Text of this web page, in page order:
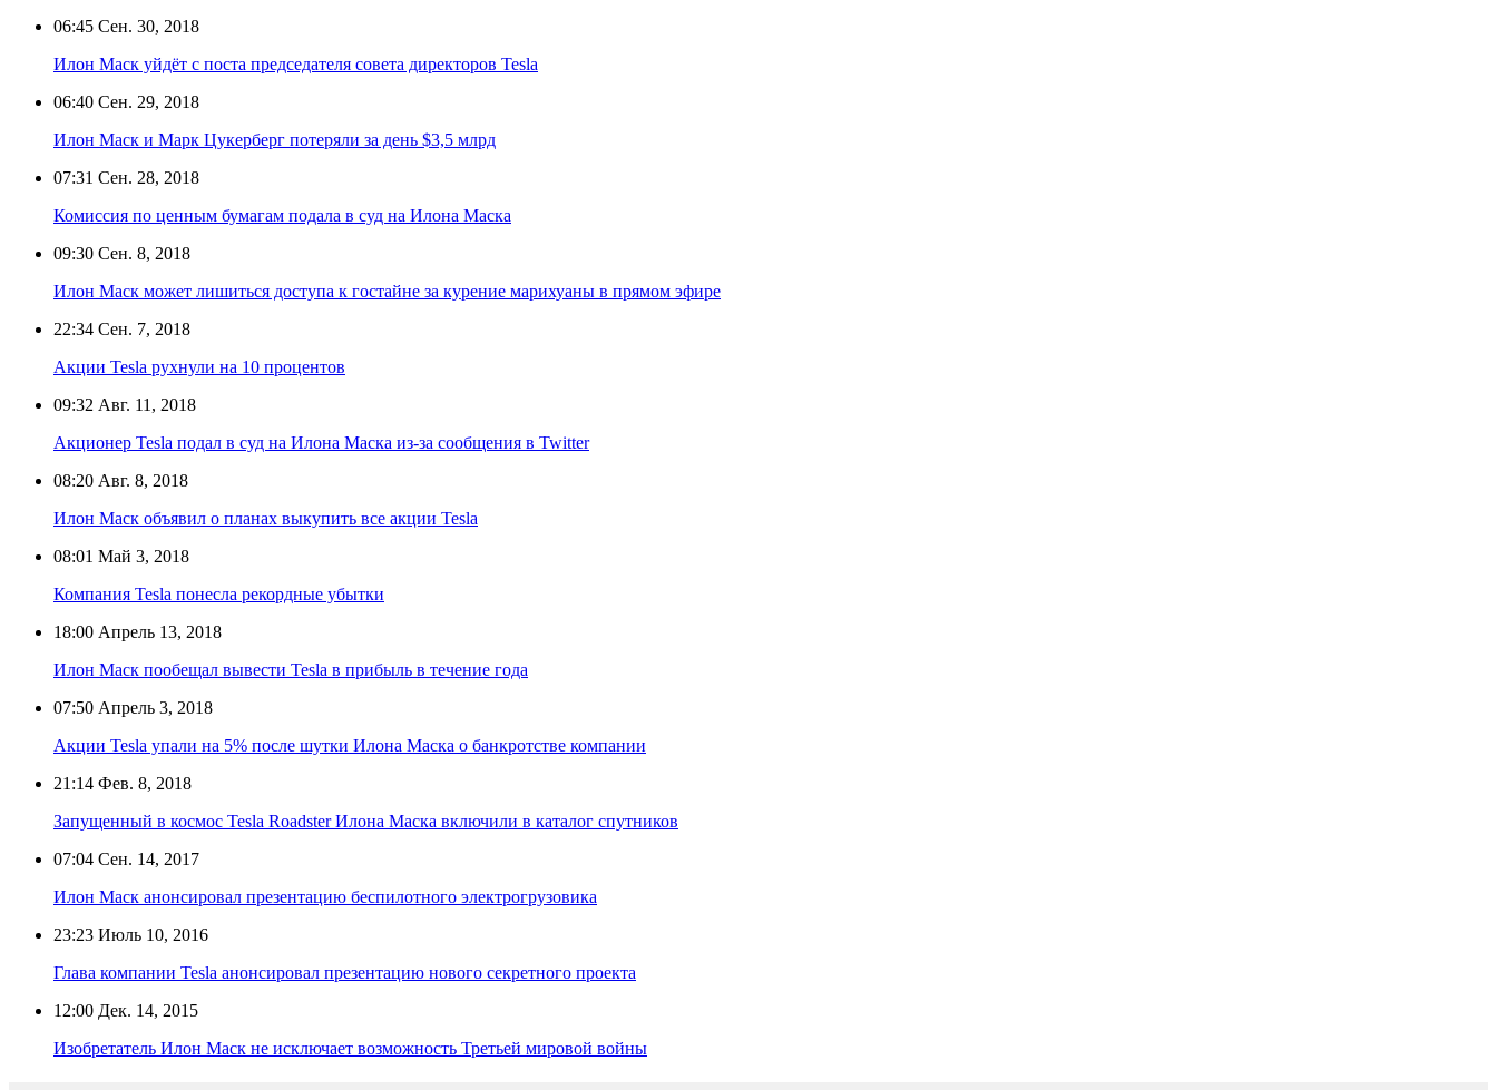
06:45 Сен. 30, 2018
Илон Маск уйдёт с поста председателя совета директоров Tesla
06:40 Сен. 29, 2018
Илон Маск и Марк Цукерберг потеряли за день $3,5 млрд
07:31 Сен. 28, 2018
Комиссия по ценным бумагам подала в суд на Илона Маска
09:30 Сен. 8, 2018
Илон Маск может лишиться доступа к гостайне за курение марихуаны в прямом эфире
22:34 Сен. 7, 2018
Акции Tesla рухнули на 10 процентов
09:32 Авг. 11, 2018
Акционер Tesla подал в суд на Илона Маска из-за сообщения в Twitter
08:20 Авг. 8, 2018
Илон Маск объявил о планах выкупить все акции Tesla
08:01 Май 3, 2018
Компания Tesla понесла рекордные убытки
18:00 Апрель 13, 2018
Илон Маск пообещал вывести Tesla в прибыль в течение года
07:50 Апрель 3, 2018
Акции Tesla упали на 5% после шутки Илона Маска о банкротстве компании
21:14 Фев. 8, 2018
Запущенный в космос Tesla Roadster Илона Маска включили в каталог спутников
07:04 Сен. 14, 2017
Илон Маск анонсировал презентацию беспилотного электрогрузовика
23:23 Июль 10, 2016
Глава компании Tesla анонсировал презентацию нового секретного проекта
12:00 Дек. 14, 2015
Изобретатель Илон Маск не исключает возможность Третьей мировой войны